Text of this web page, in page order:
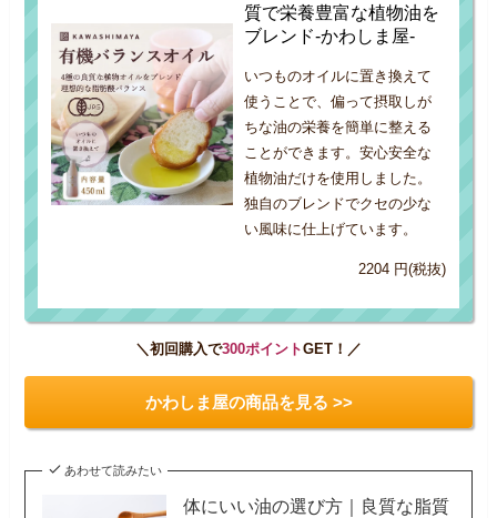
質で栄養豊富な植物油を
ブレンド-かわしま屋-
いつものオイルに置き換えて
使うことで、偏って摂取しが
ちな油の栄養を簡単に整える
ことができます。安心安全な
植物油だけを使用しました。
独自のブレンドでクセの少な
い風味に仕上げています。
2204 円(税抜)
＼初回購入で300ポイントGET！／
かわしま屋の商品を見る >>
あわせて読みたい
体にいい油の選び方｜良質な脂質